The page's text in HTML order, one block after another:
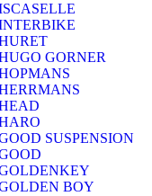
GORNER
SUSPENSION
BOY